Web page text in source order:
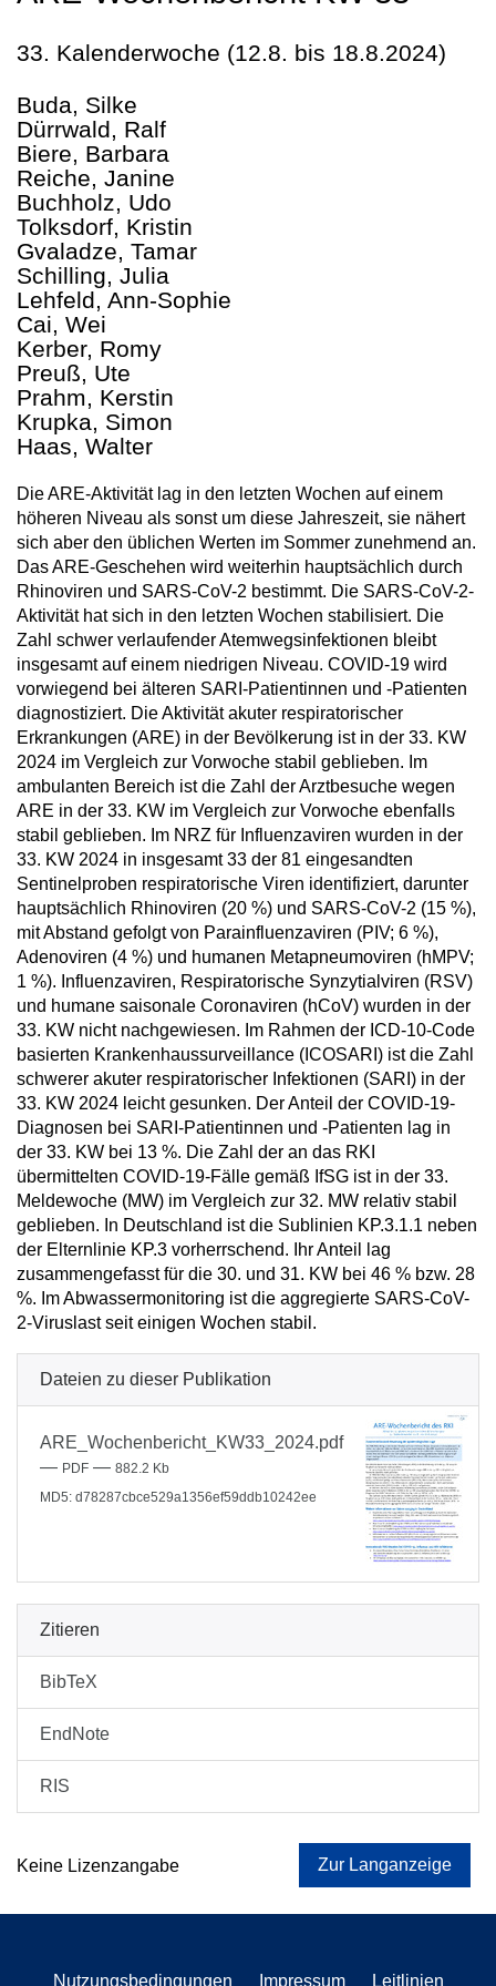
33. Kalenderwoche (12.8. bis 18.8.2024)
Buda, Silke
Dürrwald, Ralf
Biere, Barbara
Reiche, Janine
Buchholz, Udo
Tolksdorf, Kristin
Gvaladze, Tamar
Schilling, Julia
Lehfeld, Ann-Sophie
Cai, Wei
Kerber, Romy
Preuß, Ute
Prahm, Kerstin
Krupka, Simon
Haas, Walter
Die ARE-Aktivität lag in den letzten Wochen auf einem
höheren Niveau als sonst um diese Jahreszeit, sie nähert
sich aber den üblichen Werten im Sommer zunehmend an.
Das ARE-Geschehen wird weiterhin hauptsächlich durch
Rhinoviren und SARS-CoV-2 bestimmt. Die SARS-CoV-2-
Aktivität hat sich in den letzten Wochen stabilisiert. Die
Zahl schwer verlaufender Atemwegsinfektionen bleibt
insgesamt auf einem niedrigen Niveau. COVID-19 wird
vorwiegend bei älteren SARI-Patientinnen und -Patienten
diagnostiziert. Die Aktivität akuter respiratorischer
Erkrankungen (ARE) in der Bevölkerung ist in der 33. KW
2024 im Vergleich zur Vorwoche stabil geblieben. Im
ambulanten Bereich ist die Zahl der Arztbesuche wegen
ARE in der 33. KW im Vergleich zur Vorwoche ebenfalls
stabil geblieben. Im NRZ für Influenzaviren wurden in der
33. KW 2024 in insgesamt 33 der 81 eingesandten
Sentinelproben respiratorische Viren identifiziert, darunter
hauptsächlich Rhinoviren (20 %) und SARS-CoV-2 (15 %),
mit Abstand gefolgt von Parainfluenzaviren (PIV; 6 %),
Adenoviren (4 %) und humanen Metapneumoviren (hMPV;
1 %). Influenzaviren, Respiratorische Synzytialviren (RSV)
und humane saisonale Coronaviren (hCoV) wurden in der
33. KW nicht nachgewiesen. Im Rahmen der ICD-10-Code
basierten Krankenhaussurveillance (ICOSARI) ist die Zahl
schwerer akuter respiratorischer Infektionen (SARI) in der
33. KW 2024 leicht gesunken. Der Anteil der COVID-19-
Diagnosen bei SARI-Patientinnen und -Patienten lag in
der 33. KW bei 13 %. Die Zahl der an das RKI
übermittelten COVID-19-Fälle gemäß IfSG ist in der 33.
Meldewoche (MW) im Vergleich zur 32. MW relativ stabil
geblieben. In Deutschland ist die Sublinien KP.3.1.1 neben
der Elternlinie KP.3 vorherrschend. Ihr Anteil lag
zusammengefasst für die 30. und 31. KW bei 46 % bzw. 28
%. Im Abwassermonitoring ist die aggregierte SARS-CoV-
2-Viruslast seit einigen Wochen stabil.
Dateien zu dieser Publikation
ARE_Wochenbericht_KW33_2024.pdf
— PDF — 882.2 Kb
MD5: d78287cbce529a1356ef59ddb10242ee
Zitieren
BibTeX
EndNote
RIS
Keine Lizenzangabe Zur Langanzeige
Nutzungsbedingungen Impressum Leitlinien